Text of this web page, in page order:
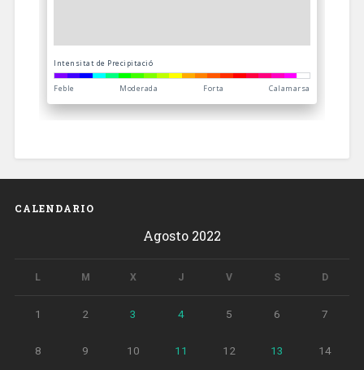
CALENDARIO
Agosto 2022
L M X J V S D
1 2 3 4 5 6 7
8 9 10 11 12 13 14